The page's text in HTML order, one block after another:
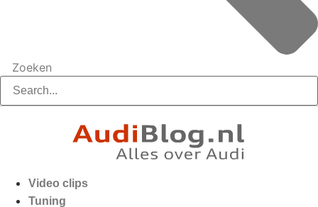
Zoeken
Video clips
Tuning